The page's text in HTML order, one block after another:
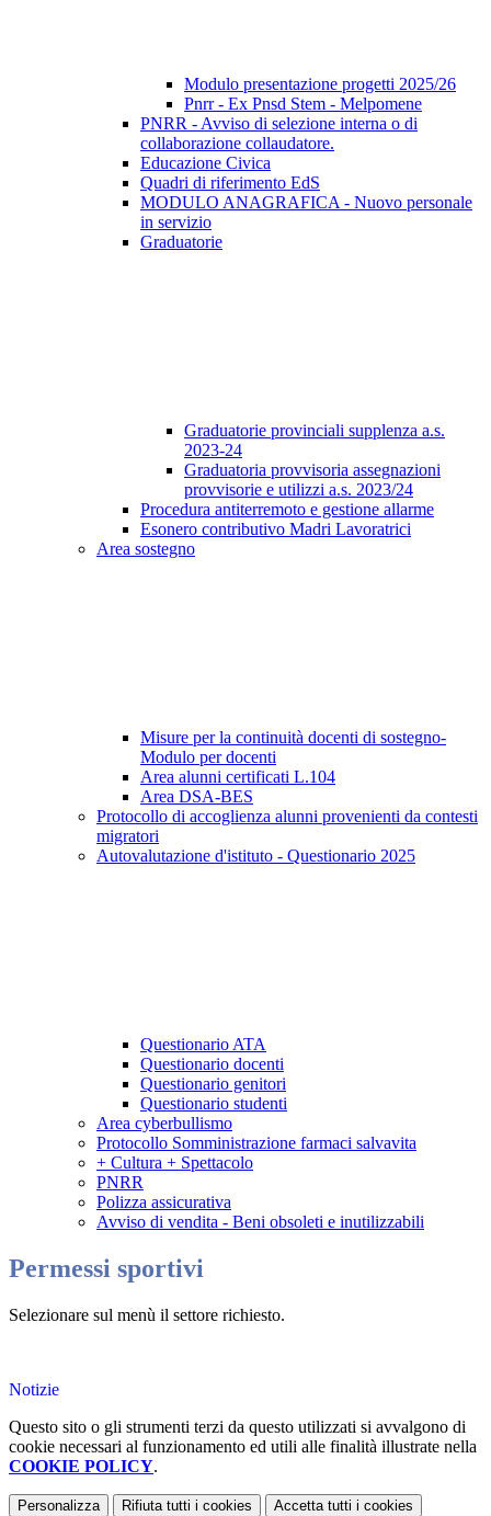
Modulo presentazione progetti 2025/26
Pnrr - Ex Pnsd Stem - Melpomene
PNRR - Avviso di selezione interna o di
collaborazione collaudatore.
Educazione Civica
Quadri di riferimento EdS
MODULO ANAGRAFICA - Nuovo personale
in servizio
Graduatorie
Graduatorie provinciali supplenza a.s.
2023-24
Graduatoria provvisoria assegnazioni
provvisorie e utilizzi a.s. 2023/24
Procedura antiterremoto e gestione allarme
Esonero contributivo Madri Lavoratrici
Area sostegno
Misure per la continuità docenti di sostegno-
Modulo per docenti
Area alunni certificati L.104
Area DSA-BES
Protocollo di accoglienza alunni provenienti da contesti
migratori
Autovalutazione d'istituto - Questionario 2025
Questionario ATA
Questionario docenti
Questionario genitori
Questionario studenti
Area cyberbullismo
Protocollo Somministrazione farmaci salvavita
+ Cultura + Spettacolo
PNRR
Polizza assicurativa
Avviso di vendita - Beni obsoleti e inutilizzabili
Permessi sportivi
Selezionare sul menù il settore richiesto.
Notizie
Questo sito o gli strumenti terzi da questo utilizzati si avvalgono di
cookie necessari al funzionamento ed utili alle finalità illustrate nella
COOKIE POLICY.
Personalizza Rifiuta tutti i cookies Accetta tutti i cookies